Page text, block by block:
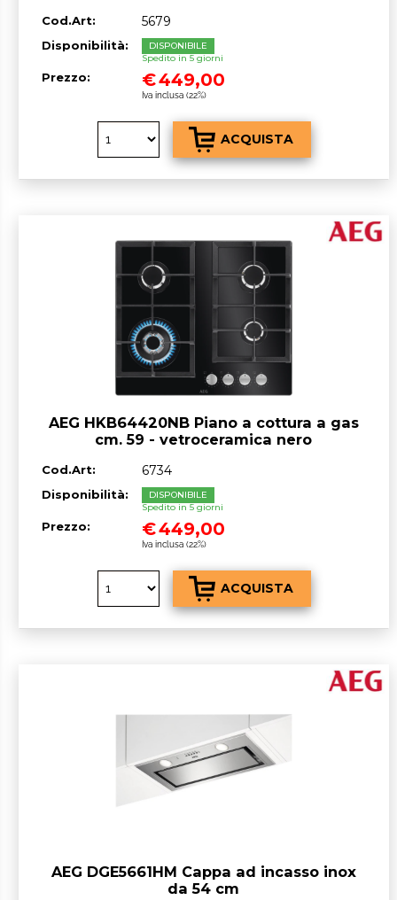
Cod.Art: 5679
Disponibilità:
DISPONIBILE
Spedito in 5 giorni
Prezzo: €449,00
Iva inclusa (22%)
AEG HKB64420NB Piano a cottura a gas
cm. 59 - vetroceramica nero
Cod.Art: 6734
Disponibilità:
DISPONIBILE
Spedito in 5 giorni
Prezzo: €449,00
Iva inclusa (22%)
AEG DGE5661HM Cappa ad incasso inox
da 54 cm